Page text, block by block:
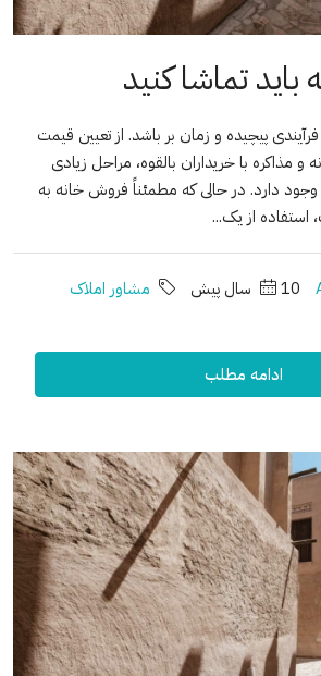
باید تماشا کنید
پیچیده و زمان بر باشد. از تعیین قیمت
مذاکره با خریداران بالقوه، مراحل زیادی
دارد. در حالی که مطمئناً فروش خانه به
استفاده از یک...
10 سال پیش
مشاور املاک
ادامه مطلب